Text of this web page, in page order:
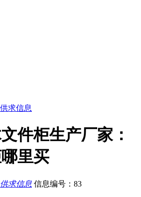
供求信息
件柜生产厂家：
里买
供求信息 信息编号：83